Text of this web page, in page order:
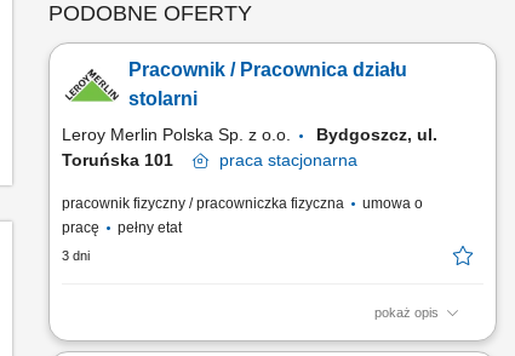
PODOBNE OFERTY
Pracownik / Pracownica działu
stolarni
Leroy Merlin Polska Sp. z o.o.
Bydgoszcz, ul.
Toruńska 101
praca stacjonarna
pracownik fizyczny / pracowniczka fizyczna
umowa o
pracę
pełny etat
3 dni
pokaż opis
Jakie zadania na Ciebie czekają? realizacja zleceń stolarskich